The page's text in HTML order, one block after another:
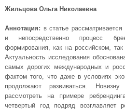
Жильцова Ольга Николаевна
Аннотация: в статье
и непосредственно процесс
формирования, как на российском,
Актуальность исследования
самых дорогих международных и
фактом того, что даже в условиях
продолжают развиваться. Новизну
рассмотреть на примере
четвертый год подряд возглавляет